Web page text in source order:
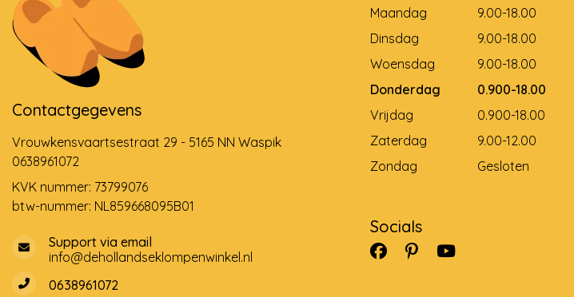
Contactgegevens
Vrouwkensvaartsestraat 29 - 5165 NN Waspik
0638961072
KVK nummer: 73799076
btw-nummer: NL859668095B01
Support via email
info@dehollandseklompenwinkel.nl
0638961072
Maandag
9.00-18.00
Dinsdag
9.00-18.00
Woensdag
9.00-18.00
Donderdag
0.900-18.00
Vrijdag
0.900-18.00
Zaterdag
9.00-12.00
Zondag
Gesloten
Socials